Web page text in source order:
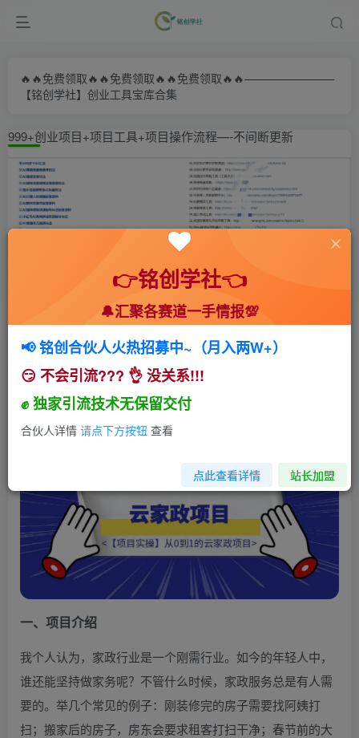
🔥🔥免费领取🔥🔥免费领取🔥🔥免费领取🔥🔥————————
【铭创学社】创业工具宝库合集
999+创业项目+项目工具+项目操作流程—-不间断更新
首页 🍻会员专享 💥实战拆解 正文
【项目实操】从0到1的云家政项目
小助手
1年前发布
一、项目介绍
我个人认为，家政行业是一个刚需行业。如今的年轻人中，
谁还能坚持做家务呢？不管什么时候，家政服务总是有人需
要的。举几个常见的例子：刚装修完的房子需要找阿姨打
扫；搬家后的房子，房东会要求租客打扫干净；春节前的大
👉铭创学社👈
🔔汇聚各赛道一手情报💯
📢 铭创合伙人火热招募中~（月入两W+）
😏 不会引流??? 👌 没关系!!!
✊ 独家引流技术无保留交付
合伙人详情 请点下方按钮 查看
点此查看详情 站长加盟